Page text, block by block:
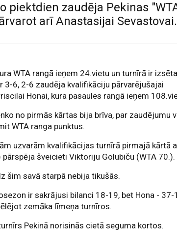
piektdien zaudēja Pekinas
arī Anastasijai Sevastovai.
WTA rangā ieņem 24.vietu un turnīrā ir
3-6, 2-6 zaudēja kvalifikāciju pārvarējušajai
Honai, kura pasaules rangā ieņem
no pirmās kārtas bija brīva, par zaudējumu
WTA ranga punktus.
uzvarām kvalifikācijas turnīrā pirmajā kārtā
pārspēja šveicieti Viktoriju Golubiču (WTA 70.).
šim savā starpā nebija tikušās.
ir sakrājusi bilanci 18-19, bet Hona - 37-
zemāka līmeņa turnīros.
Pekinā norisinās cietā seguma kortos.